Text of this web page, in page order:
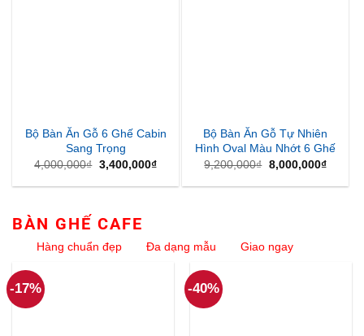
Bộ Bàn Ăn Gỗ 6 Ghế Cabin
Sang Trọng
4,000,000₫ Giá
là:
3,400,000₫Giá
tại
Bộ Bàn Ăn Gỗ Tự Nhiên
Hình Oval Màu Nhớt 6 Ghế
9,200,000₫ Giá
là:
8,000,000₫Giá
tại
BÀN GHẾ CAFE
Hàng chuẩn đẹp Đa dạng mẫu Giao ngay
-17% -40%